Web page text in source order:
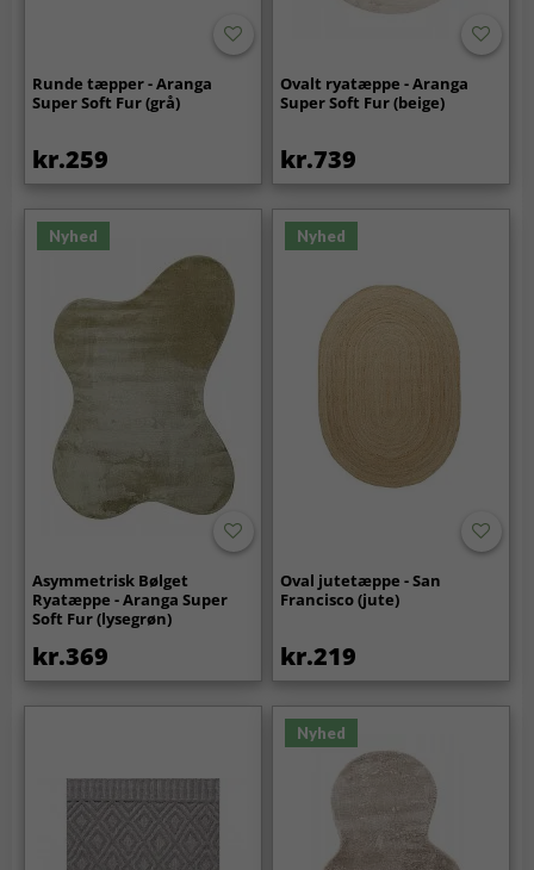
Runde tæpper - Aranga
Super Soft Fur (grå)
kr.259
Ovalt ryatæppe - Aranga
Super Soft Fur (beige)
kr.739
Nyhed
Asymmetrisk Bølget
Ryatæppe - Aranga Super
Soft Fur (lysegrøn)
kr.369
Nyhed
Oval jutetæppe - San
Francisco (jute)
kr.219
Nyhed